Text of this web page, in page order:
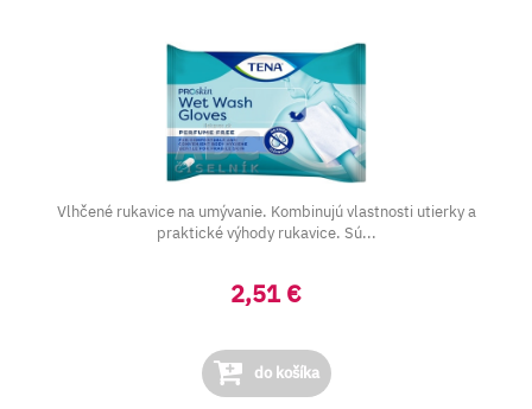
Vlhčené rukavice na umývanie. Kombinujú vlastnosti utierky a
praktické výhody rukavice. Sú...
2,51 €
do košíka